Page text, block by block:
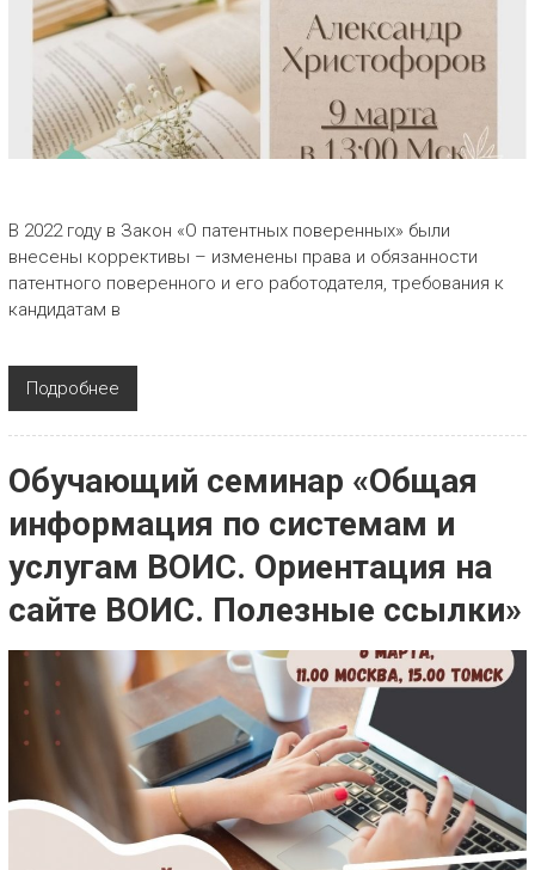
В 2022 году в Закон «О патентных поверенных» были
внесены коррективы – изменены права и обязанности
патентного поверенного и его работодателя, требования к
кандидатам в
Подробнее
Обучающий семинар «Общая
информация по системам и
услугам ВОИС. Ориентация на
сайте ВОИС. Полезные ссылки»